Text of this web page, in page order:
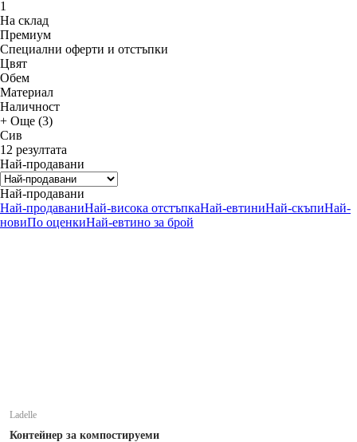
1
На склад
Премиум
Специални оферти и отстъпки
Цвят
Обем
Материал
Наличност
+ Още (3)
Сив
12 резултата
Най-продавани
Най-продавани
Най-продаваниНай-висока отстъпкаНай-евтиниНай-скъпиНай-
новиПо оценкиНай-евтино за брой
Ladelle
Контейнер за компостируеми